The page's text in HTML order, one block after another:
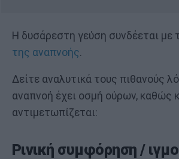
Η δυσάρεστη γεύση συνδέεται με
της αναπνοής.
Δείτε αναλυτικά τους πιθανούς
αναπνοή έχει οσμή ούρων, καθώς
αντιμετωπίζεται:
Ρινική συμφόρηση /